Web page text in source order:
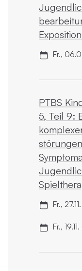
Fr.,
PTBS
5, Teil 9:
Fr.,
Fr.,